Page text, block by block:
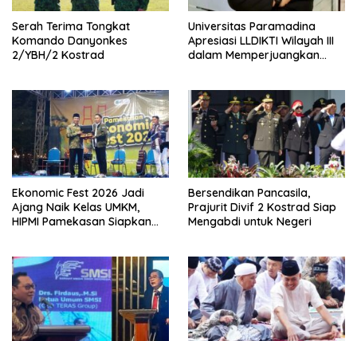
Serah Terima Tongkat
Komando Danyonkes
2/YBH/2 Kostrad
Universitas Paramadina
Apresiasi LLDIKTI Wilayah III
dalam Memperjuangkan
Ekonomic Fest 2026 Jadi
Ajang Naik Kelas UMKM,
HIPMI Pamekasan Siapkan
Bersendikan Pancasila,
Prajurit Divif 2 Kostrad Siap
Mengabdi untuk Negeri